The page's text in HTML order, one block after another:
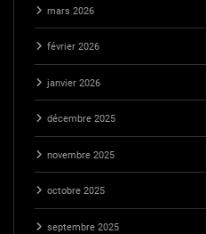
mars 2026
février 2026
janvier 2026
décembre 2025
novembre 2025
octobre 2025
septembre 2025